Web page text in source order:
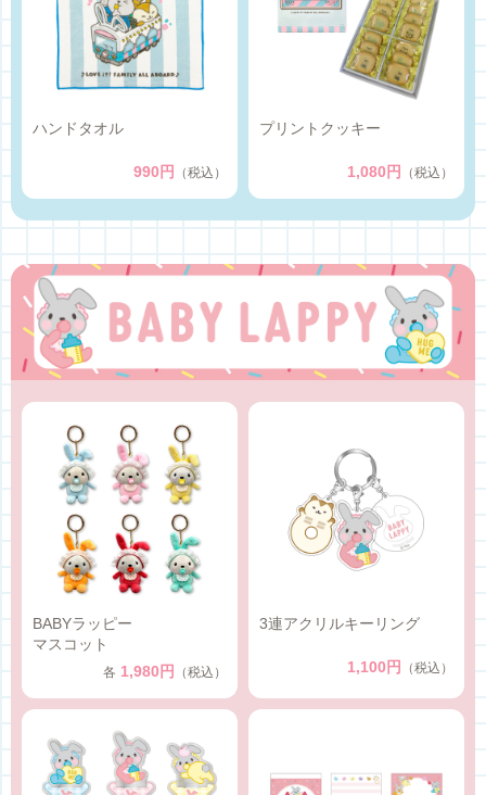
ハンドタオル
990円 （税込）
プリントクッキー
1,080円 （税込）
BABY LAPPY
BABYラッピー
マスコット
各 1,980円 （税込）
3連アクリルキーリング
1,100円 （税込）